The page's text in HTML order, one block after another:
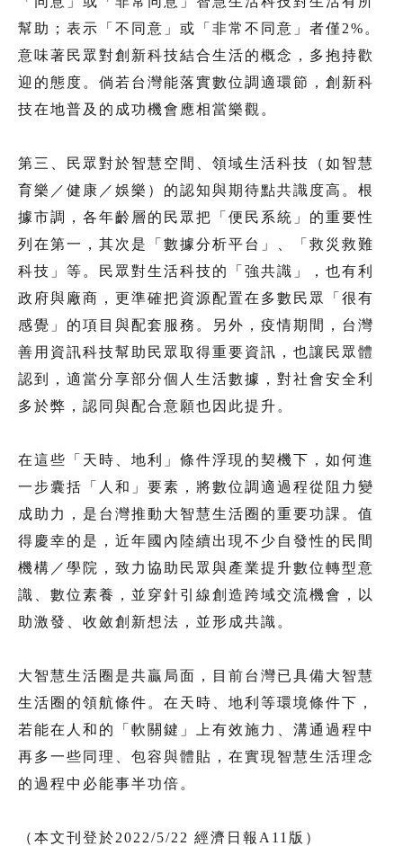
幫助；表示「不同意」或「非常不同意」者僅2%。
意味著民眾對創新科技結合生活的概念，多抱持歡
迎的態度。倘若台灣能落實數位調適環節，創新科
技在地普及的成功機會應相當樂觀。
第三、民眾對於智慧空間、領域生活科技（如智慧
育樂／健康／娛樂）的認知與期待點共識度高。根
據市調，各年齡層的民眾把「便民系統」的重要性
列在第一，其次是「數據分析平台」、「救災救難
科技」等。民眾對生活科技的「強共識」，也有利
政府與廠商，更準確把資源配置在多數民眾「很有
感覺」的項目與配套服務。另外，疫情期間，台灣
善用資訊科技幫助民眾取得重要資訊，也讓民眾體
認到，適當分享部分個人生活數據，對社會安全利
多於弊，認同與配合意願也因此提升。
在這些「天時、地利」條件浮現的契機下，如何進
一步囊括「人和」要素，將數位調適過程從阻力變
成助力，是台灣推動大智慧生活圈的重要功課。值
得慶幸的是，近年國內陸續出現不少自發性的民間
機構／學院，致力協助民眾與產業提升數位轉型意
識、數位素養，並穿針引線創造跨域交流機會，以
助激發、收斂創新想法，並形成共識。
大智慧生活圈是共贏局面，目前台灣已具備大智慧
生活圈的領航條件。在天時、地利等環境條件下，
若能在人和的「軟關鍵」上有效施力、溝通過程中
再多一些同理、包容與體貼，在實現智慧生活理念
的過程中必能事半功倍。
（本文刊登於2022/5/22 經濟日報A11版）